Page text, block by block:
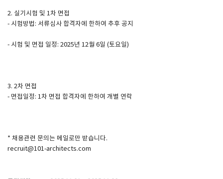
2. 실기시험 및 1차 면접
- 시험방법: 서류심사 합격자에 한하여 추후 공지
- 시험 및 면접 일정: 2025년 12월 6일 (토요일)
3. 2차 면접
- 면접일정: 1차 면접 합격자에 한하여 개별 연락
* 채용관련 문의는 메일로만 받습니다.
recruit@101-architects.com